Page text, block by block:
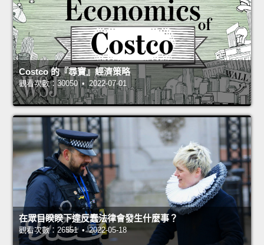
Costco 的『尋寶』經濟策略
觀看次數：30050 • 2022-07-01
在眾目睽睽下違反蠢法律會發生什麼事？
觀看次數：26551 • 2022-05-18